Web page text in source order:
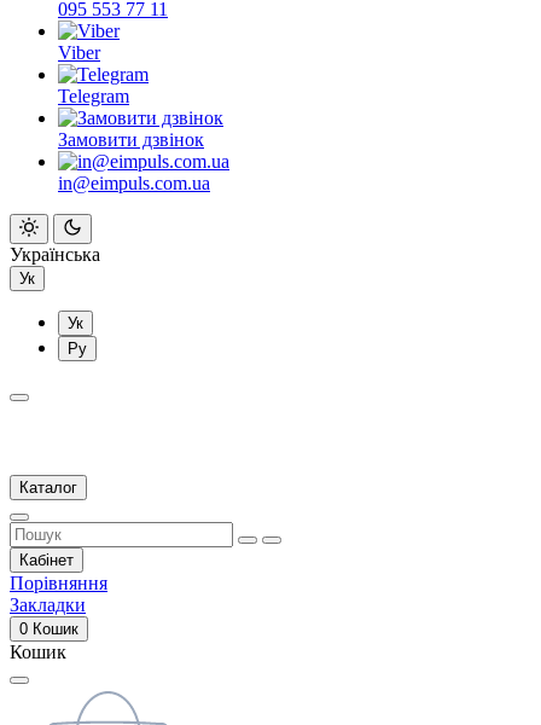
095 553 77 11
Viber
Telegram
Замовити дзвінок
in@eimpuls.com.ua
Українська
Ук
Ук
Ру
Каталог
Кабінет
Порівняння
Закладки
0 Кошик
Кошик